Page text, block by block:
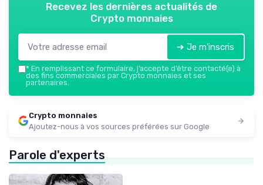
Recevez les dernières actualités de
Crypto monnaies
➔ Je m'inscris
* En remplissant ce formulaire, j’accepte d’être contacté(e) à
des fins commerciales par Crypto monnaies et ses
partenaires.
Crypto monnaies
Ajoutez-nous à vos sources préférées sur Google
Parole d'experts